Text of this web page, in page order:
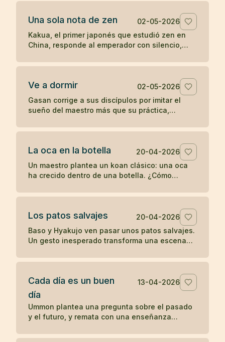
Una sola nota de zen
02-05-2026
Kakua, el primer japonés que estudió zen en
China, responde al emperador con silencio,
desaparecer.
Ve a dormir
02-05-2026
Gasan corrige a sus discípulos por imitar el
sueño del maestro más que su práctica,
no retirarse antes de tiempo.
La oca en la botella
20-04-2026
Un maestro plantea un koan clásico: una oca
ha crecido dentro de una botella. ¿Cómo
Los patos salvajes
20-04-2026
Baso y Hyakujo ven pasar unos patos salvajes.
Un gesto inesperado transforma una escena
percepción.
Cada día es un buen
día
13-04-2026
Ummon plantea una pregunta sobre el pasado
y el futuro, y remata con una enseñanza